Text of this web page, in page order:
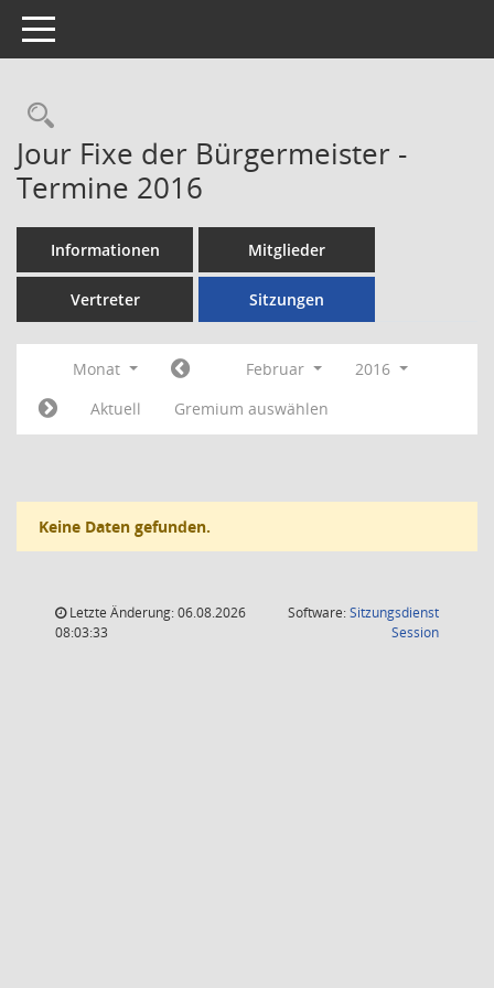
Toggle navigation
Rechercheauswahl
Jour Fixe der Bürgermeister -
Termine 2016
Informationen Mitglieder
Vertreter Sitzungen
Monat Februar
2016
Aktuell
Gremium auswählen
Keine Daten gefunden.
Letzte Änderung: 06.08.2026
08:03:33
Software:Sitzungsdienst
Session(Wird in